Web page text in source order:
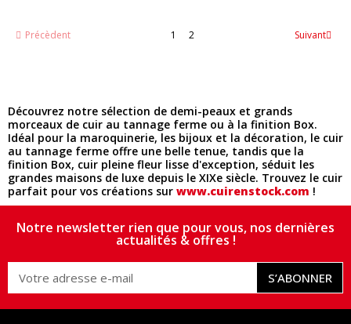
Précèdent 1 2 Suivant
Découvrez notre sélection de demi-peaux et grands
morceaux de cuir au tannage ferme ou à la finition Box.
Idéal pour la maroquinerie, les bijoux et la décoration, le cuir
au tannage ferme offre une belle tenue, tandis que la
finition Box, cuir pleine fleur lisse d'exception, séduit les
grandes maisons de luxe depuis le XIXe siècle. Trouvez le cuir
parfait pour vos créations sur www.cuirenstock.com !
Notre newsletter rien que pour vous, nos dernières
actualités & offres !
S’ABONNER